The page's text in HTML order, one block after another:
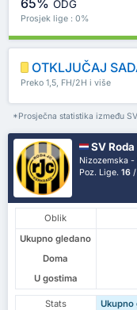
ODG
Prosjek lige : 0%
OTKLJUČAJ
Preko 1,5, FH/2H i više
*Prosječna statistika između
SV Roda
Nizozemska -
Poz. Lige.16
Oblik
Ukupno gledano
Doma
U gostima
Stats Ukupno